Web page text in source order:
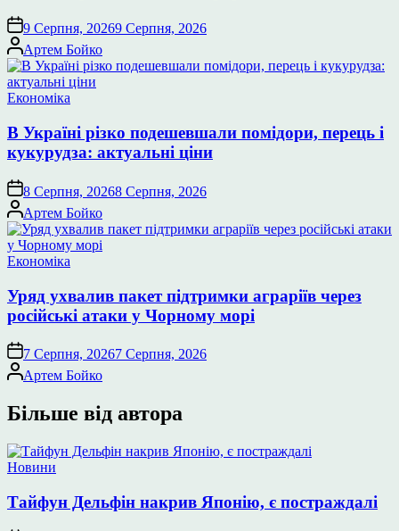
9 Серпня, 20269 Серпня, 2026
Опубліковано
Артем Бойко
Опублікувати
Економіка
В Україні різко подешевшали помідори, перець і
кукурудза: актуальні ціни
8 Серпня, 20268 Серпня, 2026
Опубліковано
Артем Бойко
Опублікувати
Економіка
Уряд ухвалив пакет підтримки аграріїв через
російські атаки у Чорному морі
7 Серпня, 20267 Серпня, 2026
Опубліковано
Артем Бойко
Більше від автора
Опублікувати
Новини
Тайфун Дельфін накрив Японію, є постраждалі